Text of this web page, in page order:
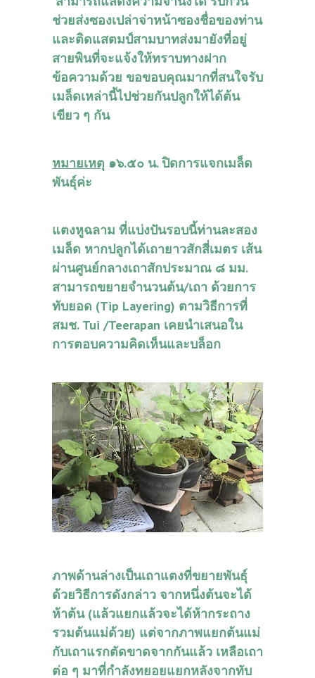
ช่วยส่งซองเปล่าจ่าหน้าซองชื่อของท่าน
และติดแสตมป์สามบาทส่งมายังที่อยู่
สายพินที่จะแจ้งให้ทราบทางฝาก
ข้อความด้วย ขอขอบคุณมากที่สนใจรับ
เมล็ดเหล่านี้ไปช่วยกันปลูกให้ได้ต้น
เขียว ๆ กัน
หมายเหตุ ๑๖.๕๐ น. ปิดการแจกเมล็ด
พันธุ์ค่ะ
แตงหูฉลาม ที่แบ่งปันรอบนี้ท่านละสอง
เมล็ด หากปลูกได้เถายาวสักสี่เมตร เส้น
ผ่านศูนย์กลางเถาสักประมาณ ๘ มม.
สามารถขยายจำนวนต้น/เถา ด้วยการ
ทับยอด (Tip Layering) ตามวิธีการที่
สมช. Tui /Teerapan เคยนำเสนอใน
การตอบความคิดเห็นและบล็อก
ภาพด้านล่างเป็นเถาแตงที่ขยายพันธุ์
ด้วยวิธีการดังกล่าว จากหนึ่งต้นจะได้
ห้าต้น (แล้วแยกแล้วจะได้ห้ากระถาง
รวมต้นแม่ด้วย) แต่จากภาพแยกต้นแม่
กับเถาแรกตัดขาดจากกันแล้ว เหลือเถา
ต่อ ๆ มาที่กำลังทยอยแยกหลังจากทับ